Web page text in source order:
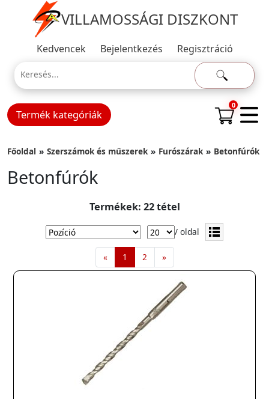
VILLAMOSSÁGI DISZKONT
Kedvencek Bejelentkezés Regisztráció
Termék kategóriák
0
Főoldal Szerszámok és műszerek Furószárak Betonfúrók
Betonfúrók
Termékek: 22 tétel
/ oldal
« 1 2 »